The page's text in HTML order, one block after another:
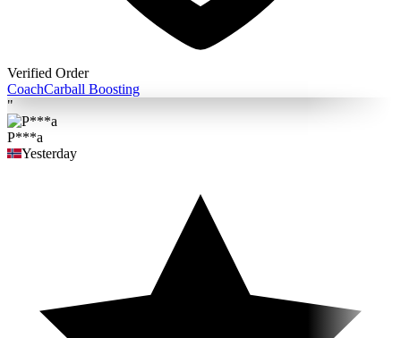
Verified Order
CoachCarball Boosting
"
P***a
Yesterday